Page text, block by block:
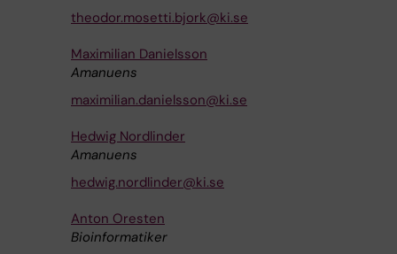
theodor.mosetti.bjork@ki.se
Maximilian Danielsson
Amanuens
maximilian.danielsson@ki.se
Hedwig Nordlinder
Amanuens
hedwig.nordlinder@ki.se
Anton Oresten
Bioinformatiker